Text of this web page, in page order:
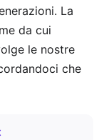
La
da cui
le nostre
che